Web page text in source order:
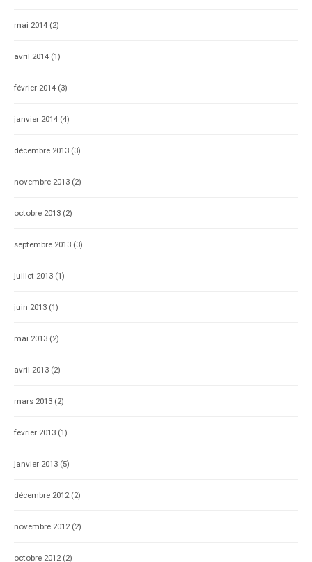
mai 2014 (2)
avril 2014 (1)
février 2014 (3)
janvier 2014 (4)
décembre 2013 (3)
novembre 2013 (2)
octobre 2013 (2)
septembre 2013 (3)
juillet 2013 (1)
juin 2013 (1)
mai 2013 (2)
avril 2013 (2)
mars 2013 (2)
février 2013 (1)
janvier 2013 (5)
décembre 2012(2)
novembre 2012(2)
octobre 2012(2)